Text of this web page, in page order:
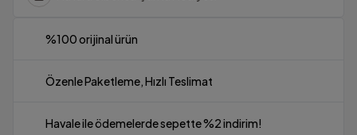
%100 orijinal ürün
Özenle Paketleme, Hızlı Teslimat
Havale ile ödemelerde sepette %2 indirim!